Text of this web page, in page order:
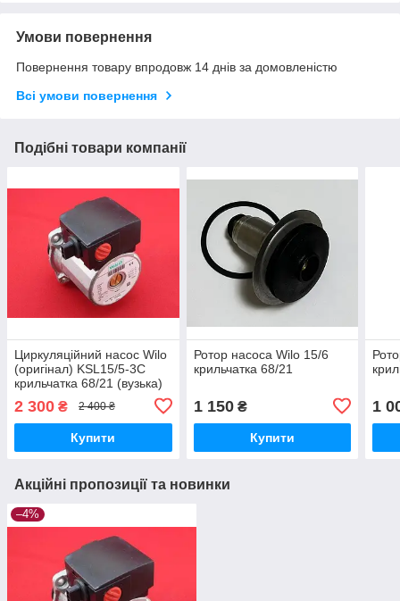
Умови повернення
Повернення товару впродовж 14 днів за домовленістю
Всі умови повернення
Подібні товари компанії
Циркуляційний насос Wilo
(оригінал) KSL15/5-3C
крильчатка 68/21 (вузька)
2 300 ₴ 2 400 ₴
Купити
Ротор насоса Wilo 15/6
крильчатка 68/21
1 150₴
Купити
1
Акційні пропозиції та новинки
–4%